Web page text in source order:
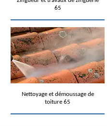
65
Nettoyage et démoussage de
toiture 65